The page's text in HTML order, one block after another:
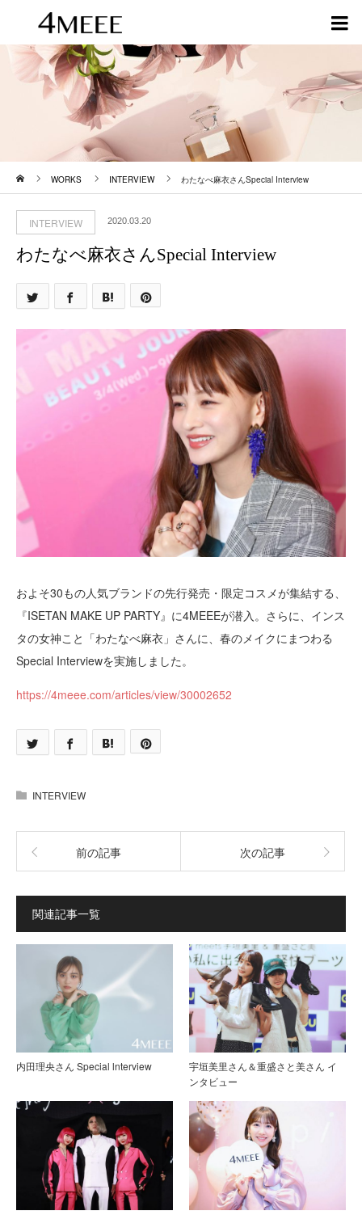
WORKS
INTERVIEW わたなべ麻衣さんSpecial Interview
INTERVIEW 2020.03.20
わたなべ麻衣さんSpecial Interview
およそ30もの人気ブランドの先行発売・限定コスメが集結する、
『ISETAN MAKE UP PARTY』に4MEEEが潜入。さらに、インス
タの女神こと「わたなべ麻衣」さんに、春のメイクにまつわる
Special Interviewを実施しました。
https://4meee.com/articles/view/30002652
INTERVIEW
前の記事 次の記事
関連記事一覧
内田理央さん Special lnterview
宇垣美里さん＆重盛さと美さん イ
ンタビュー